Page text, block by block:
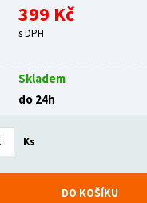
399 Kč
s DPH
Skladem
do 24h
Ks